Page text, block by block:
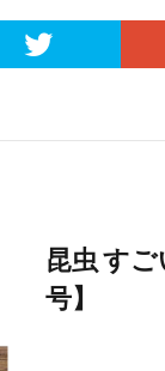
昆虫 す
号】